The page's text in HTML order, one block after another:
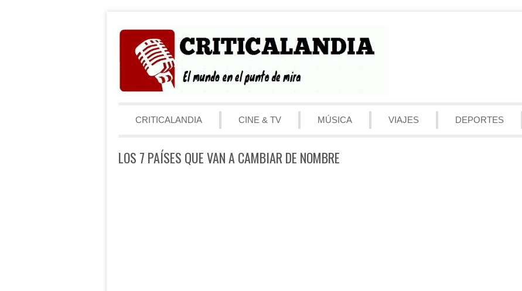
Menú
CRITICALANDIA
CINE & TV MÚSICA VIAJES DEPORTES
LOS 7 PAÍSES QUE VAN A CAMBIAR DE NOMBRE